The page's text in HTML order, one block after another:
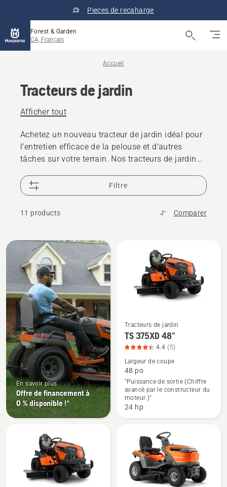
Pieces de recaharge
Forest & Garden
CA, Français
Accueil
Tracteurs de jardin
Afficher tout
Achetez un nouveau tracteur de jardin idéal pour
l’entretien efficace de la pelouse et d’autres
tâches sur votre terrain. Nos tracteurs de jardin
fonctionnement en douceur.
Filtre
11 products Comparer
All
products
En savoir plus
Offre de financement à
0 % disponible !*
Voir
plus
de
détails
sur
TS 375XD
48",
produit
Tracteurs de jardin
TS 375XD 48"
4.4 (5)
Largeur de coupe
48 po
"Puissance de sortie (Chiffre
avancé par le constructeur du
moteur.)"
24 hp